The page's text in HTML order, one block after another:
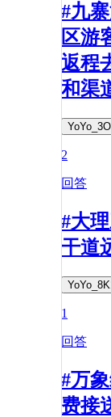
#九
区游
返程
和渠
2
回答
#大
干道
1
回答
#万
费接